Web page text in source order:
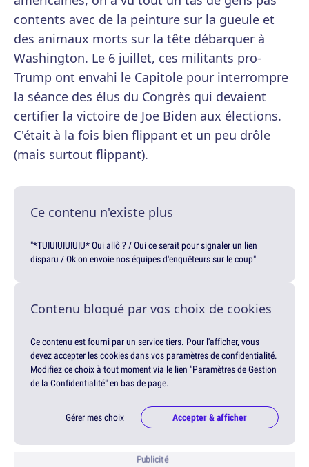
contents avec de la peinture sur la gueule et
des animaux morts sur la tête débarquer à
Washington. Le 6 juillet, ces militants pro-
Trump ont envahi le Capitole pour interrompre
la séance des élus du Congrès qui devaient
certifier la victoire de Joe Biden aux élections.
C'était à la fois bien flippant et un peu drôle
(mais surtout flippant).
Ce contenu n'existe plus
"*TUIUIUIUIUIU* Oui allô ? / Oui ce serait pour signaler un lien
disparu / Ok on envoie nos équipes d'enquêteurs sur le coup"
Contenu bloqué par vos choix de cookies
Ce contenu est fourni par un service tiers. Pour l'afficher, vous
devez accepter les cookies dans vos paramètres de confidentialité.
Modifiez ce choix à tout moment via le lien "Paramètres de Gestion
de la Confidentialité" en bas de page.
Gérer mes choix Accepter & afficher
Publicité